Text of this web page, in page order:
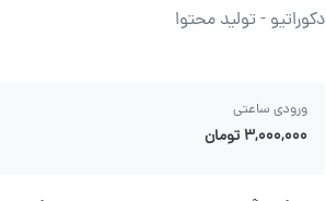
دکوراتیو - تولید محتوا
ورودی ساعتی
۳,۰۰۰,۰۰۰ تومان